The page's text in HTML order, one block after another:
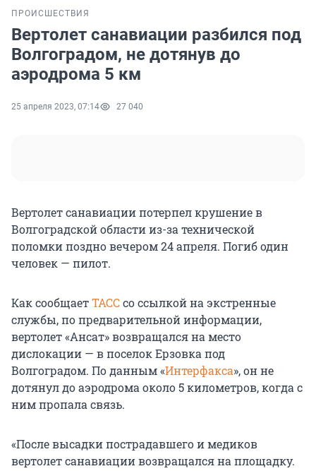
ПРОИСШЕСТВИЯ
Вертолет санавиации разбился под
Волгоградом, не дотянув до
аэродрома 5 км
25 апреля 2023, 07:14 27 040
Вертолет санавиации потерпел крушение в
Волгоградской области из-за технической
поломки поздно вечером 24 апреля. Погиб один
человек — пилот.
Как сообщаетТАССсо ссылкой на экстренные
службы, по предварительной информации,
вертолет «Ансат» возвращался на место
дислокации — в поселок Ерзовка под
Волгоградом. По данным «Интерфакса», он не
дотянул до аэродрома около 5 километров, когда с
ним пропала связь.
«После высадки пострадавшего и медиков
вертолет санавиации возвращался на площадку.